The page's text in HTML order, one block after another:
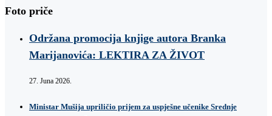
Foto priče
Održana promocija knjige autora Branka
Marijanovića: LEKTIRA ZA ŽIVOT
27. Juna 2026.
Ministar Mušija upriličio prijem za uspješne učenike Srednje